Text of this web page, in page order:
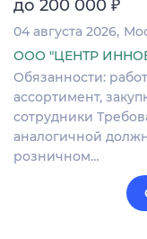
до 200 000
04 августа 2026
ООО "ЦЕНТР
Обязанности:
ассортимент,
сотрудники
аналогичной
розничном…